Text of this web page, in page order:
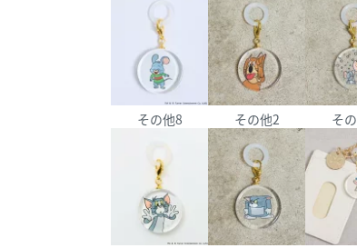
その他8 その他2 そ